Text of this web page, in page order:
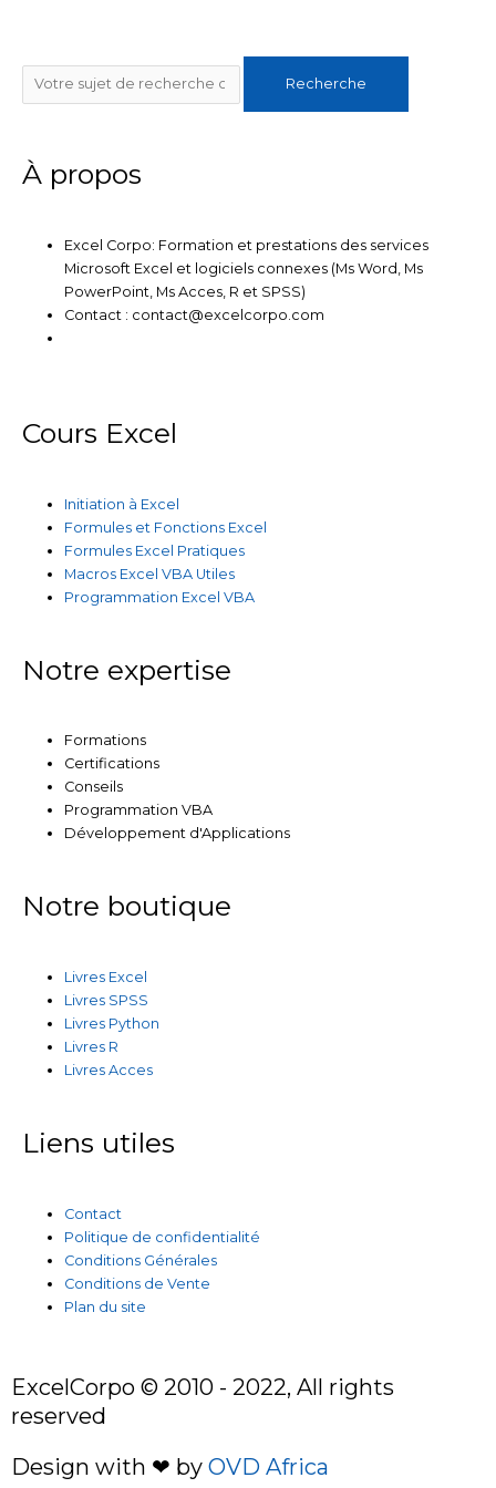
d
i
e
r
o
o
b
e
a
g
r
Rechercher
Recherche
À propos
Excel Corpo: Formation et prestations des services
Microsoft Excel et logiciels connexes (Ms Word, Ms
PowerPoint, Ms Acces, R et SPSS)
Contact : contact@excelcorpo.com
Cours Excel
Initiation à Excel
Formules et Fonctions Excel
Formules Excel Pratiques
Macros Excel VBA Utiles
Programmation Excel VBA
Notre expertise
Formations
Certifications
Conseils
Programmation VBA
Développement d'Applications
Notre boutique
Livres Excel
Livres SPSS
Livres Python
Livres R
Livres Acces
Liens utiles
Contact
Politique de confidentialité
Conditions Générales
Conditions de Vente
Plan du site
ExcelCorpo © 2010 - 2022, All rights
reserved
Design with ❤ by OVD Africa